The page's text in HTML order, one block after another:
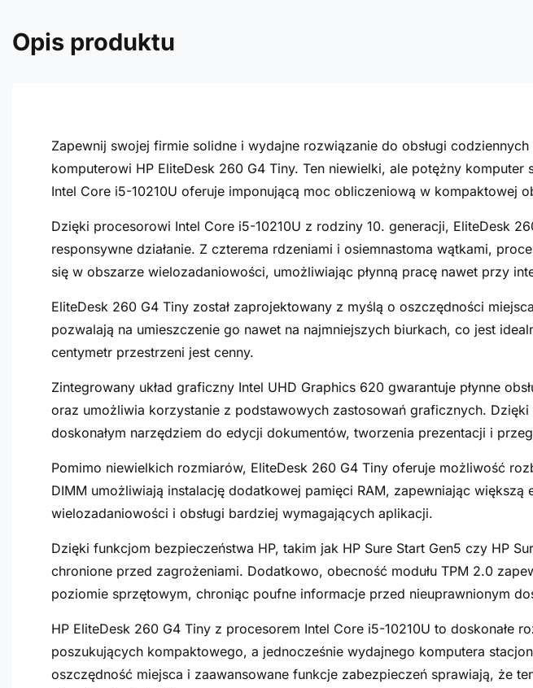
Opis produktu
Zapewnij swojej firmie solidne i wydajne rozwiązanie do obsługi
komputerowi HP EliteDesk 260 G4 Tiny. Ten niewielki, ale potężny komputer
Intel Core i5-10210U oferuje imponującą moc obliczeniową w kompaktowej
Dzięki procesorowi Intel Core i5-10210U z rodziny 10. generacji, EliteDesk
responsywne działanie. Z czterema rdzeniami i osiemnastoma wątkami,
się w obszarze wielozadaniowości, umożliwiając płynną pracę nawet przy
EliteDesk 260 G4 Tiny został zaprojektowany z myślą o oszczędności
pozwalają na umieszczenie go nawet na najmniejszych biurkach, co jest
centymetr przestrzeni jest cenny.
Zintegrowany układ graficzny Intel UHD Graphics 620 gwarantuje płynne
oraz umożliwia korzystanie z podstawowych zastosowań graficznych. Dzięki
doskonałym narzędziem do edycji dokumentów, tworzenia prezentacji i
Pomimo niewielkich rozmiarów, EliteDesk 260 G4 Tiny oferuje możliwość
DIMM umożliwiają instalację dodatkowej pamięci RAM, zapewniając większą
wielozadaniowości i obsługi bardziej wymagających aplikacji.
Dzięki funkcjom bezpieczeństwa HP, takim jak HP Sure Start Gen5 czy HP
chronione przed zagrożeniami. Dodatkowo, obecność modułu TPM 2.0
poziomie sprzętowym, chroniąc poufne informacje przed nieuprawnionym
HP EliteDesk 260 G4 Tiny z procesorem Intel Core i5-10210U to doskonałe
poszukujących kompaktowego, a jednocześnie wydajnego komputera
oszczędność miejsca i zaawansowane funkcje zabezpieczeń sprawiają, że